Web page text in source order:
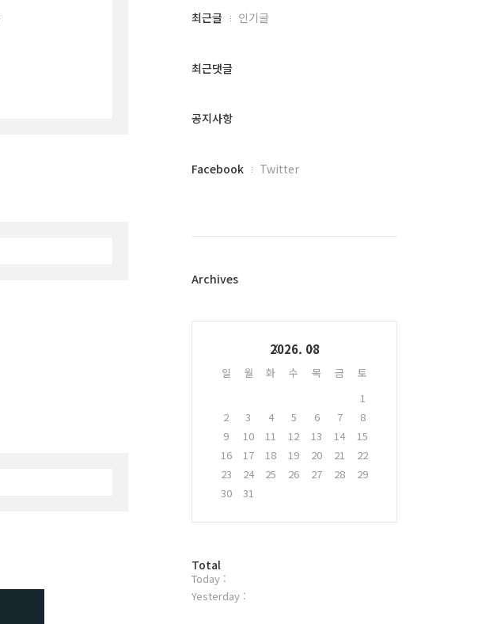
최
과
글
최근글 인기글
최근댓글
공지사항
페
플
Facebook Twitter
Archives
2026. 08
일 월 화 수 목 금
토
1
2
3 4 5 6 7
8
9
10 11 12 13 14
15
16
17 18 19 20 21
22
23
24 25 26 27 28
29
30
31
방
문
자
Total
Today :
Yesterday :